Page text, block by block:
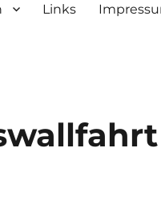
Links